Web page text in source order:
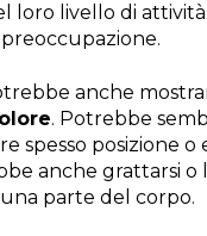
loro livello di
anche
. Potrebbe
spesso posizione o
anche grattarsi o
parte del corpo.